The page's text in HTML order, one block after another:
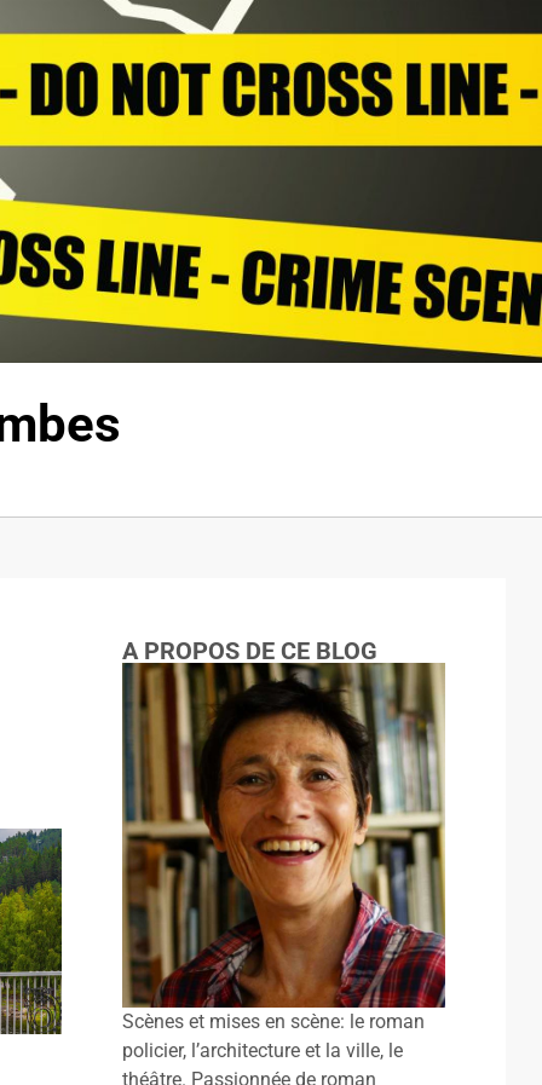
A PROPOS DE CE BLOG
Scènes et mises en scène: le roman
policier, l’architecture et la ville, le
théâtre. Passionnée de roman